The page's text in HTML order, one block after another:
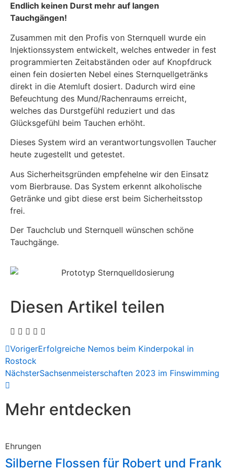
Endlich keinen Durst mehr auf langen
Tauchgängen!
Zusammen mit den Profis von Sternquell wurde ein
Injektionssystem entwickelt, welches entweder in fest
programmierten Zeitabständen oder auf Knopfdruck
einen fein dosierten Nebel eines Sternquellgetränks
direkt in die Atemluft dosiert. Dadurch wird eine
Befeuchtung des Mund/Rachenraums erreicht,
welches das Durstgefühl reduziert und das
Glücksgefühl beim Tauchen erhöht.
Dieses System wird an verantwortungsvollen Taucher
heute zugestellt und getestet.
Aus Sicherheitsgründen empfehelne wir den Einsatz
vom Bierbrause. Das System erkennt alkoholische
Getränke und gibt diese erst beim Sicherheitsstop
frei.
Der Tauchclub und Sternquell wünschen schöne
Tauchgänge.
Diesen Artikel teilen
VorigerErfolgreiche Nemos beim Kinderpokal in
Rostock
NächsterSachsenmeisterschaften 2023 im Finswimming
Mehr entdecken
Ehrungen
Silberne Flossen für Robert und Frank